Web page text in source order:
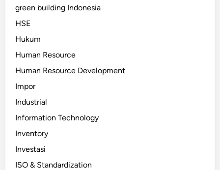
green building Indonesia
HSE
Hukum
Human Resource
Human Resource Development
Impor
Industrial
Information Technology
Inventory
Investasi
ISO & Standardization